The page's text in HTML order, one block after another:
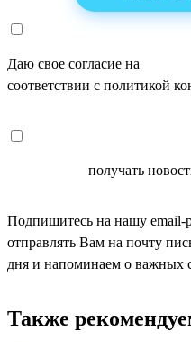
Даю свое согласие на
соответствии с политикой
получать
Подпишитесь на нашу email-
отправлять Вам на почту
дня и напоминаем о важных
Также